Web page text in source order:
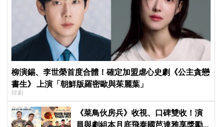
柳演錫、李世榮首度合體！確定加盟虐心史劇《公主貪戀
書生》 上演「朝鮮版羅密歐與茱麗葉」
韓劇
《菜鳥伙房兵》收視、口碑雙收！演
員與劇組本月底飛泰國芭達雅享獎勵